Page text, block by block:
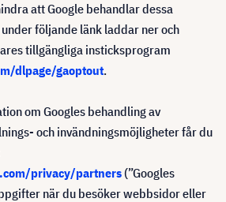
att Google behandlar dessa
följande länk laddar ner och
tillgängliga insticksprogram
dlpage/gaoptout.
om Googles behandling av
och invändningsmöjligheter får du
privacy/partners(”Googles
när du besöker webbsidor eller